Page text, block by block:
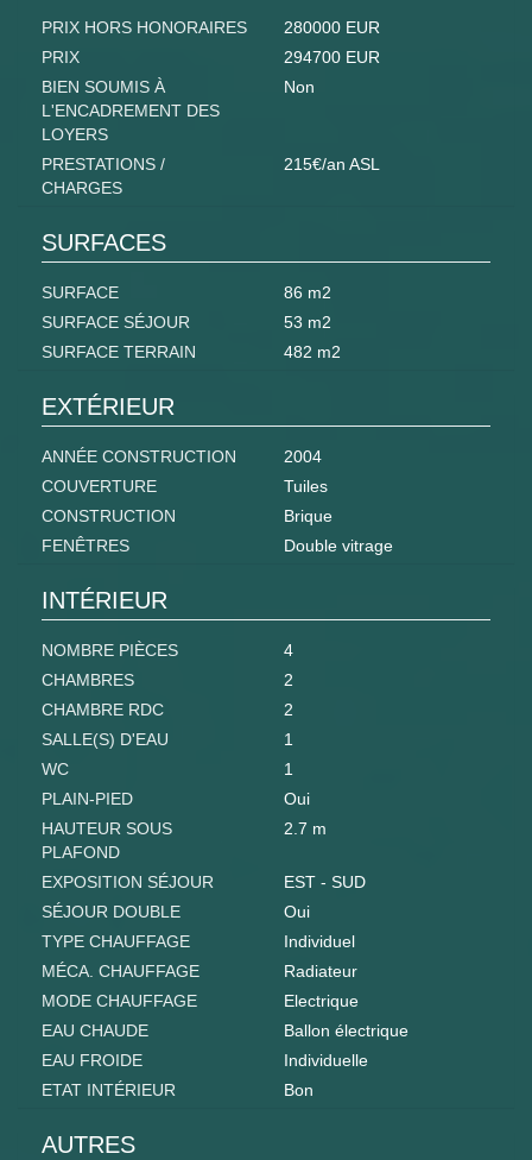
PRIX HORS HONORAIRES
280000 EUR
PRIX
294700 EUR
BIEN SOUMIS À
L'ENCADREMENT DES
LOYERS
Non
PRESTATIONS /
CHARGES
215€/an ASL
SURFACES
SURFACE
86 m2
SURFACE SÉJOUR
53 m2
SURFACE TERRAIN
482 m2
EXTÉRIEUR
ANNÉE CONSTRUCTION
2004
COUVERTURE
Tuiles
CONSTRUCTION
Brique
FENÊTRES
Double vitrage
INTÉRIEUR
NOMBRE PIÈCES
4
CHAMBRES
2
CHAMBRE RDC
2
SALLE(S) D'EAU
1
WC
1
PLAIN-PIED
Oui
HAUTEUR SOUS
PLAFOND
2.7 m
EXPOSITION SÉJOUR
EST - SUD
SÉJOUR DOUBLE
Oui
TYPE CHAUFFAGE
Individuel
MÉCA. CHAUFFAGE
Radiateur
MODE CHAUFFAGE
Electrique
EAU CHAUDE
Ballon électrique
EAU FROIDE
Individuelle
ETAT INTÉRIEUR
Bon
AUTRES